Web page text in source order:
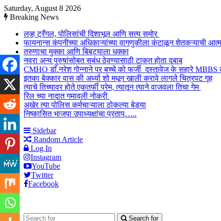
Saturday, August 8 2026
Breaking News
लव्ह ट्रँगल, पोलिसांची दिशाभूल आणि सत्य समोर
फायनान्स कंपनीच्या अधिकाऱ्यांच्या वागणुकीला कंटाळून शेतकऱ्याची
तरुणाचा मुक्का आणि बिबट्याला धक्का
नवरा अन्य पुरुषांसोबत सबंध ठेवण्यासाठी टाकत होता दबाब
CMHO डॉ.नरेश गोन्नाने पर बच्चे को फर्जी दस्तावेज के सहारे MBBS
इतका बेक्कार वास की अर्ध्या शो मधून खाली करावे लागले चित्रपट गृह
त्याचे तिच्यावर होते एकतर्फी प्रेम, त्यातून त्याने वाजवला तिचा गेम
रिल च्या नादात गमावली नोकरी
अखेर त्या पोलिस कर्मचाऱ्याला ठोकल्या बेड्या
निष्कासित भाजपा उपाध्यक्षांचा प्रताप…..
Sidebar
Random Article
Log In
Instagram
YouTube
Twitter
Facebook
Search for